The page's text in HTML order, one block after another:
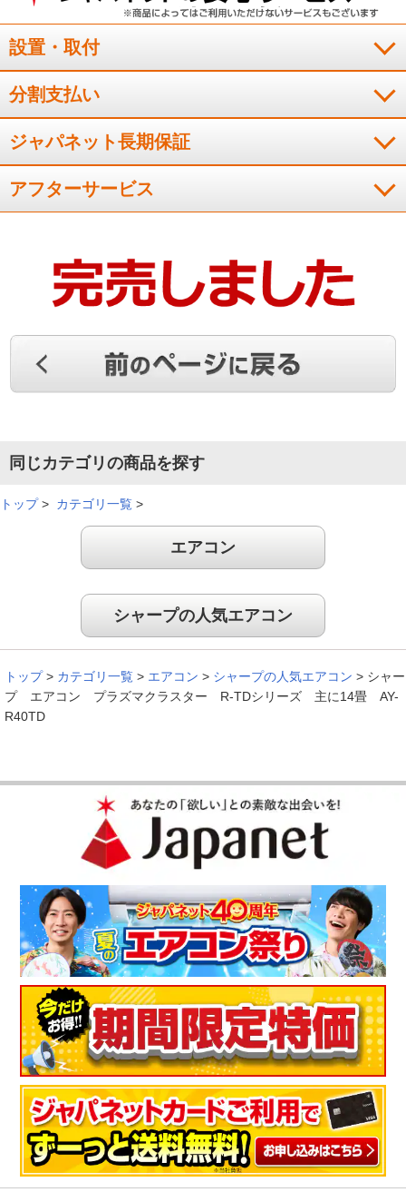
１４畳なので余裕の運転、そして８６歳の父でもリモコンがシ
ンプルでわかりやすく、正解でした。
（徳島県60代K.Y様）
※「お客様の声」は実際にご購入されたお客様からのご意見を掲載しておりま
す。
※商品により、同一シリーズをご購入された方の声を含みます。
設置・取付
分割支払い
ジャパネット長期保証
アフターサービス
同じカテゴリの商品を探す
トップ> カテゴリ一覧 >
エアコン
シャープの人気エアコン
トップ > カテゴリ一覧 > エアコン > シャープの人気エアコン > シャー
プ エアコン プラズマクラスター R-TDシリーズ 主に14畳 AY-
R40TD